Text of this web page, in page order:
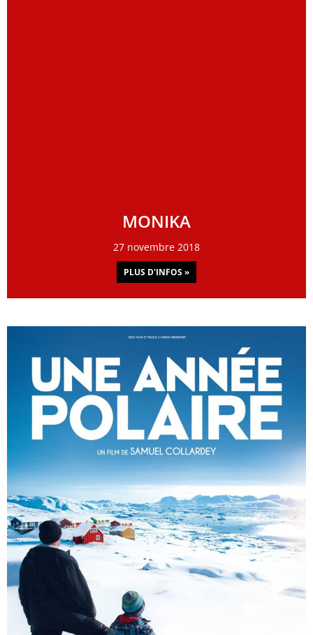
MONIKA
27 novembre 2018
PLUS D'INFOS »